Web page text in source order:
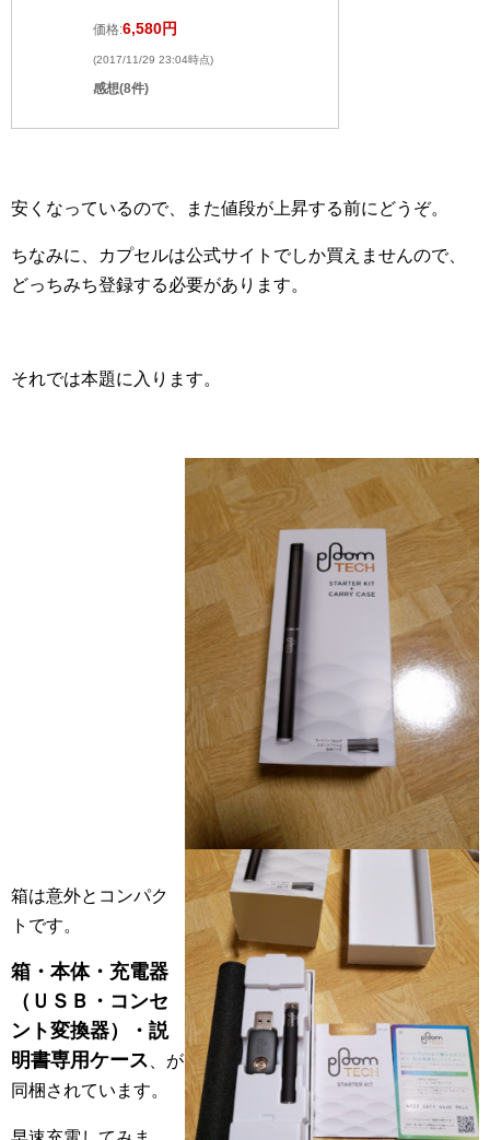
価格:6,580円
(2017/11/29 23:04時点)
感想(8件)
安くなっているので、また値段が上昇する前にどうぞ。
ちなみに、カプセルは公式サイトでしか買えませんので、
どっちみち登録する必要があります。
それでは本題に入ります。
箱は意外とコンパク
トです。
箱・本体・充電器
（ＵＳＢ・コンセ
ント変換器）・説
明書専用ケース 、が
同梱されています。